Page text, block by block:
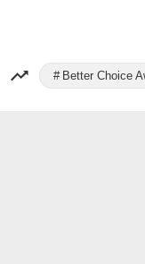
Better Choice